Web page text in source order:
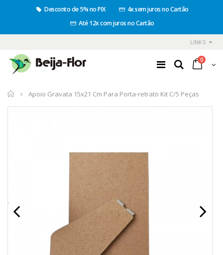
Desconto de 5% no PIX
4x sem juros no Cartão
Até 12x com juros no Cartão
LINKS
0
Início
Apoio Gravata 15x21 Cm Para Porta-retrato Kit C/5 Peças